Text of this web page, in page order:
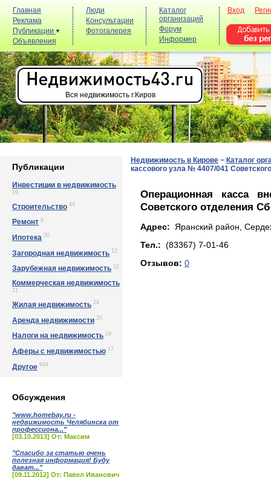
Главная
Реклама
Публикации
Объявления
Люди
Консультации
Фотогалерея
Каталог
организаций
Форум
Информер
Вход
Вся недвижимость г.Киров
Публикации
Инвестиции в недвижимость
19
Строительство 44
Ремонт 9
Ипотека 20
Загородная недвижимость 12
Зарубежная недвижимость 12
Коммерческая недвижимость
21
Жилая недвижимость 24
Аренда недвижимости 20
Налоги на недвижимость 19
Аферы с недвижимостью 17
Другое 844
Обсуждения
"www.homebay.ru -
недвижимость Челябинска от
профессиона..."
[03.10.2013] От: Максим
"Спасибо за статью очень
полезная информация! Буду
дават..."
[09.11.2012] От: Павел Иванович
Недвижимость в Кирове − Каталог
кассового узла № 4407/041
Операционная касса
Советского отделения
Адрес: Яранский район,
Тел.: (83367) 7-01-46
Отзывов: 0